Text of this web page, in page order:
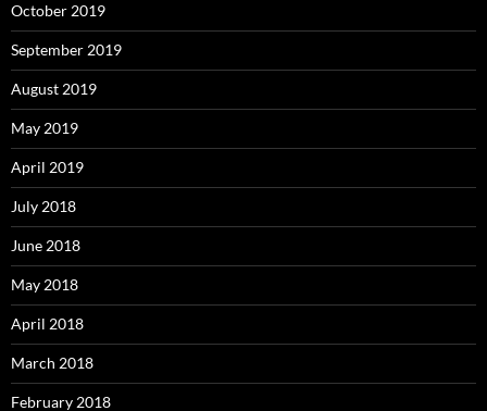
October 2019
September 2019
August 2019
May 2019
April 2019
July 2018
June 2018
May 2018
April 2018
March 2018
February 2018